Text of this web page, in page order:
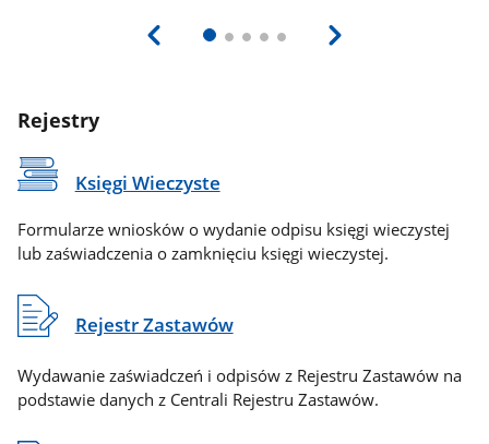
Rejestry
Księgi Wieczyste
Formularze wniosków o wydanie odpisu księgi wieczystej
lub zaświadczenia o zamknięciu księgi wieczystej.
Rejestr Zastawów
Wydawanie zaświadczeń i odpisów z Rejestru Zastawów na
podstawie danych z Centrali Rejestru Zastawów.